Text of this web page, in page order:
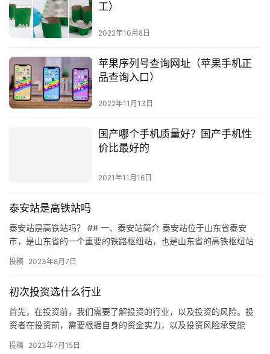
工）
2022年10月8日
苹果序列号查询网址（苹果手机正
品查询入口）
2022年11月13日
国产哪个手机质量好？国产手机性
价比最好的
2021年11月16日
泰安站是高铁站吗
泰安站是高铁站吗？ ## 一、泰安站简介 泰安站位于山东省泰安
市，是山东省的一个重要的铁路枢纽站，也是山东省的高铁枢纽站
通…
投稿 2023年8月7日
初次投资选什么行业
首先，在投资前，我们需要了解投资的行业，以及投资的风险。投
资者在投资前，需要根据自身的资金实力，以及投资风险承受能
业 …
投稿 2023年7月15日